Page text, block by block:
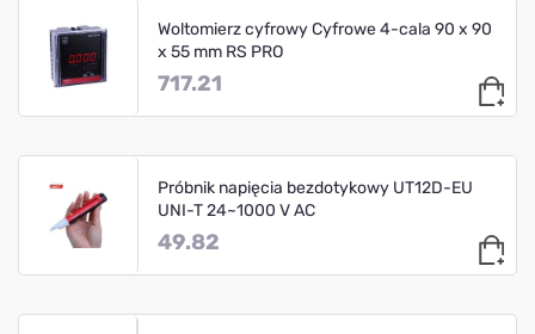
Woltomierz cyfrowy Cyfrowe 4-cala 90 x 90
x 55 mm RS PRO
717.21
Próbnik napięcia bezdotykowy UT12D-EU
UNI-T 24~1000 V AC
49.82